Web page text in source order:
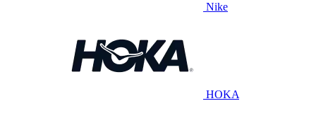
Nike
HOKA